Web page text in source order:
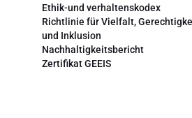
Ethik-und verhaltenskodex
Richtlinie für Vielfalt,
und Inklusion
Nachhaltigkeitsbericht
Zertifikat GEEIS